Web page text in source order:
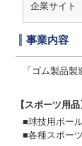
企業サイト
事業内容
「ゴム製品
【スポーツ用品
■球技用ボー
■各種スポー